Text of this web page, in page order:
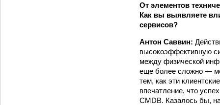
От элементов
Как вы выявляете
сервисов?
Антон Саввин:
высокоэффективную
между физической
еще более сложно —
тем, как эти
впечатление, что
CMDB. Казалось бы,